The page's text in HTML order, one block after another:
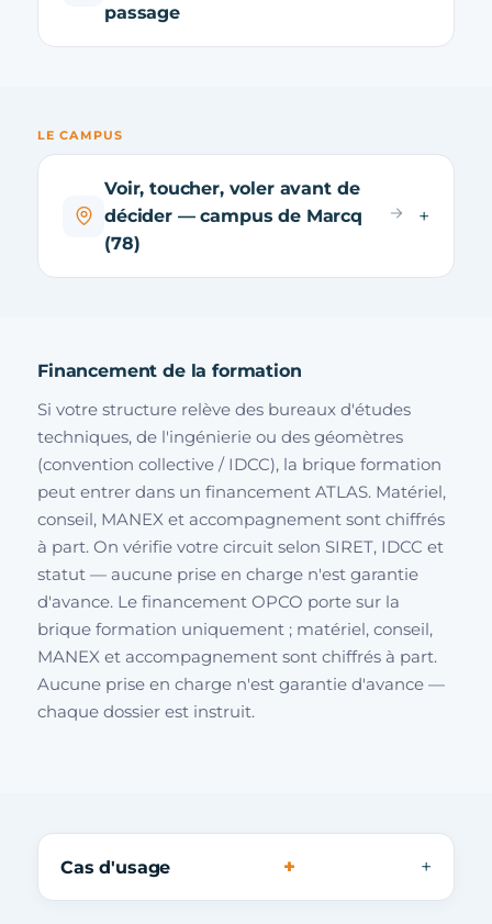
passage
LE CAMPUS
Voir, toucher, voler avant de
décider — campus de Marcq
(78)
Financement de la formation
Si votre structure relève des bureaux d'études
techniques, de l'ingénierie ou des géomètres
(convention collective / IDCC), la brique formation
peut entrer dans un financement ATLAS. Matériel,
conseil, MANEX et accompagnement sont chiffrés
à part. On vérifie votre circuit selon SIRET, IDCC et
statut — aucune prise en charge n'est garantie
d'avance. Le financement OPCO porte sur la
brique formation uniquement ; matériel, conseil,
MANEX et accompagnement sont chiffrés à part.
Aucune prise en charge n'est garantie d'avance —
chaque dossier est instruit.
Cas d'usage +